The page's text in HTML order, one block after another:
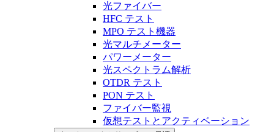
光ファイバー
HFC テスト
MPO テスト機器
光マルチメーター
パワーメーター
光スペクトラム解析
OTDR テスト
PON テスト
ファイバー監視
仮想テストとアクティベーション